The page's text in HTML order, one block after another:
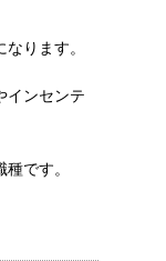
ります。
インセンテ
です。